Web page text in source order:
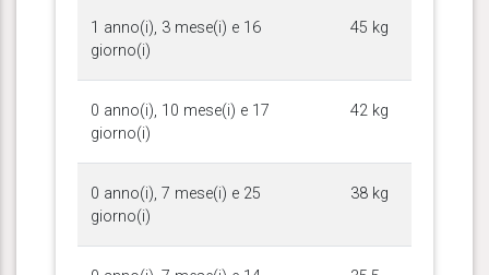
1 anno(i), 3 mese(i) e 16
giorno(i)
45 kg
0 anno(i), 10 mese(i) e 17
giorno(i)
42 kg
0 anno(i), 7 mese(i) e 25
giorno(i)
38 kg